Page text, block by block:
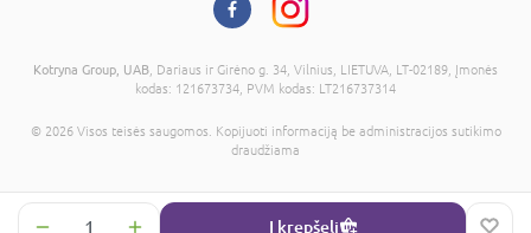
Į krepšelį
Kotryna Group, UAB , Dariaus ir Girėno g. 34, Vilnius, LIETUVA, LT-02189, Įmonės
kodas: 121673734, PVM kodas: LT216737314
© 2026 Visos teisės saugomos. Kopijuoti informaciją be administracijos sutikimo
draudžiama